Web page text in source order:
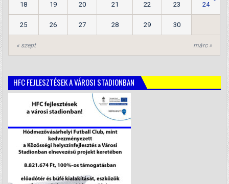
« szept márc »
18 19 20 21 22 23 24
25 26 27 28 29 30
HFC FEJLESZTÉSEK A VÁROSI STADIONBAN